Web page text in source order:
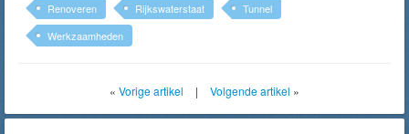
Renoveren
Rijkswaterstaat
Tunnel
Werkzaamheden
« Vorige artikel | Volgende artikel »